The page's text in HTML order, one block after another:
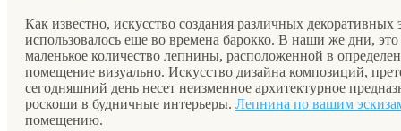
Как известно, искусство создания различных декоративных
использовалось еще во времена барокко. В наши же дни,
маленькое количество лепнины, расположенной в
помещение визуально. Искусство дизайна композиций,
сегодняшний день несет неизменное архитектурное
роскоши в будничные интерьеры. Лепнина по вашим
помещению.